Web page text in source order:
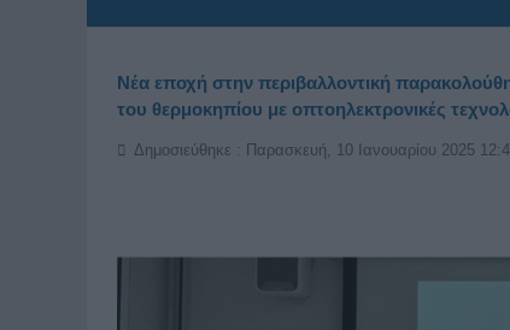
Νέα εποχή στην περιβαλλοντική
του θερμοκηπίου με οπτοηλεκτρονικές
Δημοσιεύθηκε : Παρασκευή, 10 Ιανουαρίου 2025